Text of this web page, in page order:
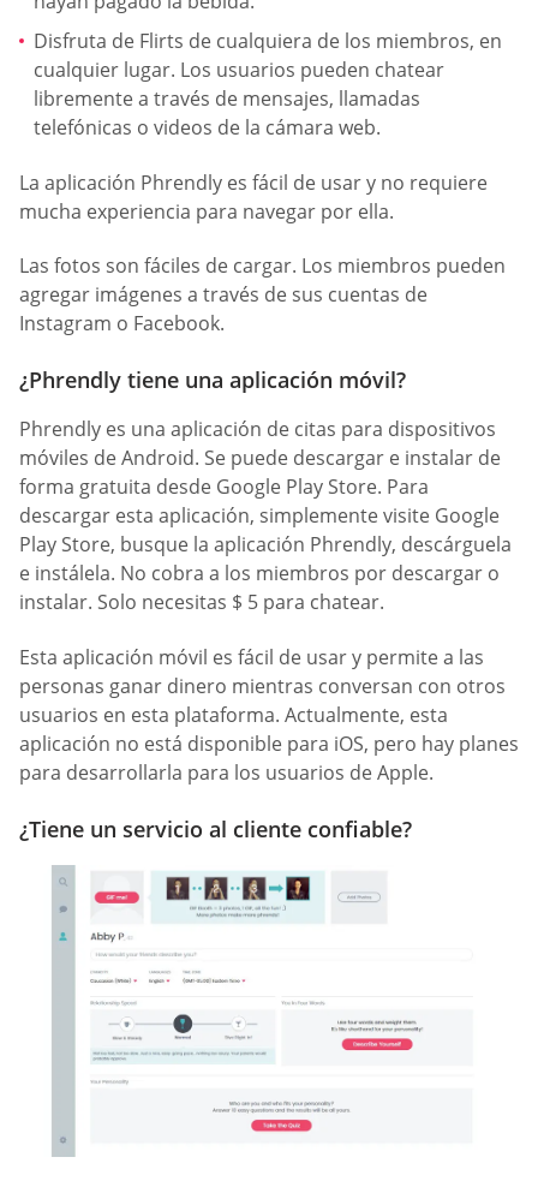
Disfruta de Flirts de cualquiera de los miembros, en
cualquier lugar. Los usuarios pueden chatear
libremente a través de mensajes, llamadas
telefónicas o videos de la cámara web.
La aplicación Phrendly es fácil de usar y no requiere
mucha experiencia para navegar por ella.
Las fotos son fáciles de cargar. Los miembros pueden
agregar imágenes a través de sus cuentas de
Instagram o Facebook.
¿Phrendly tiene una aplicación móvil?
Phrendly es una aplicación de citas para dispositivos
móviles de Android. Se puede descargar e instalar de
forma gratuita desde Google Play Store. Para
descargar esta aplicación, simplemente visite Google
Play Store, busque la aplicación Phrendly, descárguela
e instálela. No cobra a los miembros por descargar o
instalar. Solo necesitas $ 5 para chatear.
Esta aplicación móvil es fácil de usar y permite a las
personas ganar dinero mientras conversan con otros
usuarios en esta plataforma. Actualmente, esta
aplicación no está disponible para iOS, pero hay planes
para desarrollarla para los usuarios de Apple.
¿Tiene un servicio al cliente confiable?